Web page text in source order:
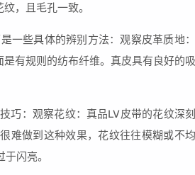
，且毛孔一致。
一些具体的辨别方法：观察皮革质地：
有规则的纺布纤维。真皮具有良好的吸
巧：观察花纹：真品LV皮带的花纹深刻
难做到这种效果，花纹往往模糊或不均
闪亮。